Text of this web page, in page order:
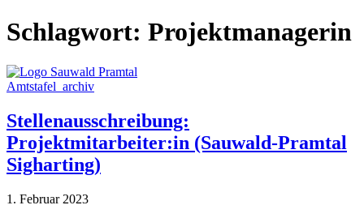
Schlagwort: Projektmanagerin
Amtstafel_archiv
Stellenausschreibung:
Projektmitarbeiter:in (Sauwald-Pramtal
Sigharting)
1. Februar 2023